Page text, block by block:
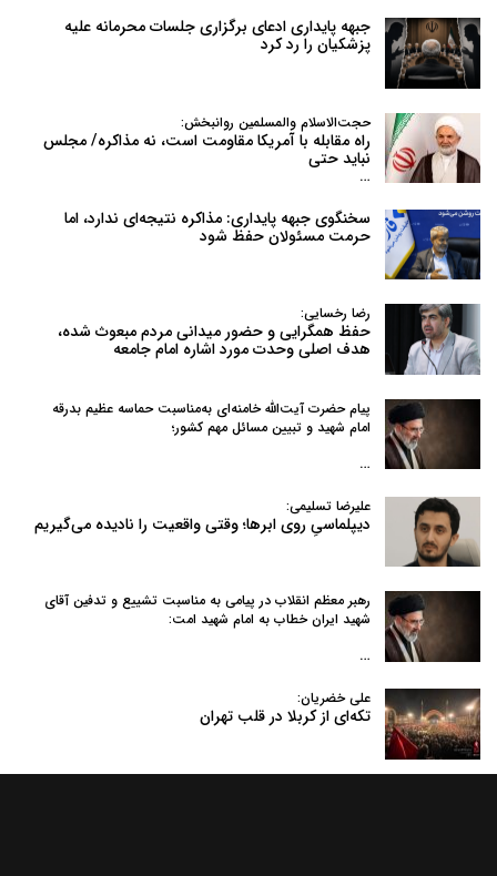
جبهه پایداری ادعای برگزاری جلسات محرمانه علیه
پزشکیان را رد کرد
حجت‌الاسلام والمسلمین روانبخش:
راه مقابله با آمریکا مقاومت است، نه مذاکره/ مجلس
نباید حتی
…
سخنگوی جبهه پایداری: مذاکره نتیجه‌ای ندارد، اما
حرمت مسئولان حفظ شود
رضا رخسایی:
حفظ همگرایی و حضور میدانی مردم مبعوث شده،
هدف اصلی وحدت مورد اشاره امام جامعه
پیام حضرت آیت‌الله خامنه‌ای به‌مناسبت حماسه عظیم بدرقه
امام شهید و تبیین مسائل مهم کشور؛
…
علیرضا تسلیمی:
دیپلماسیِ روی ابرها؛ وقتی واقعیت را نادیده می‌گیریم
رهبر معظم انقلاب در پیامی به‌ مناسبت تشییع و تدفین آقای
شهید ایران خطاب به امام شهید امت:
…
علی خضریان:
تکه‌ای از کربلا در قلب تهران